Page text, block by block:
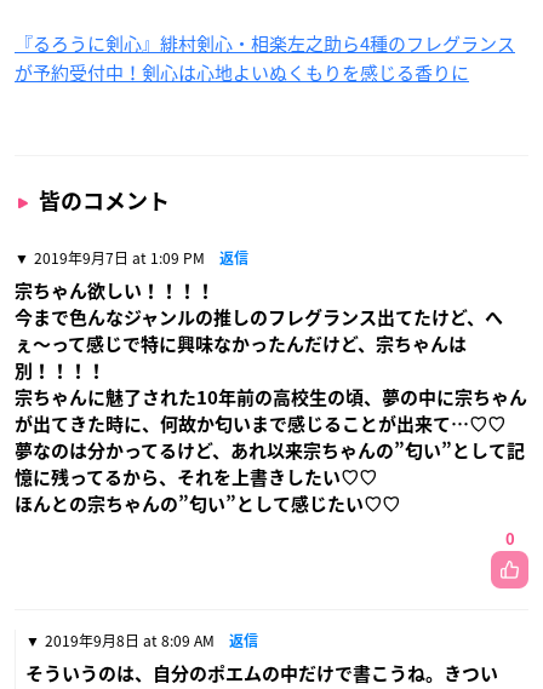
『るろうに剣心』緋村剣心・相楽左之助ら4種のフレグランス
が予約受付中！剣心は心地よいぬくもりを感じる香りに
皆のコメント
2019年9月7日 at 1:09 PM 返信
宗ちゃん欲しい！！！！
今まで色んなジャンルの推しのフレグランス出てたけど、へ
ぇ〜って感じで特に興味なかったんだけど、宗ちゃんは
別！！！！
宗ちゃんに魅了された10年前の高校生の頃、夢の中に宗ちゃん
が出てきた時に、何故か匂いまで感じることが出来て…♡♡
夢なのは分かってるけど、あれ以来宗ちゃんの”匂い”として記
憶に残ってるから、それを上書きしたい♡♡
ほんとの宗ちゃんの”匂い”として感じたい♡♡
0
2019年9月8日 at 8:09 AM 返信
そういうのは、自分のポエムの中だけで書こうね。きつい